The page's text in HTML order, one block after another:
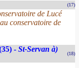
(17)
de Lucé
conservatoire de
- St-Servan à)
(18)